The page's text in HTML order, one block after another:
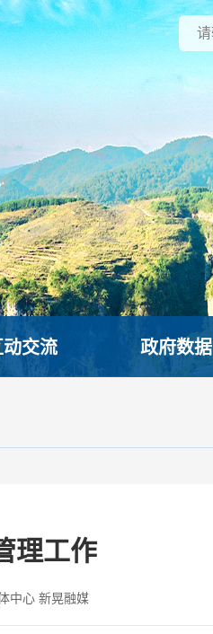
交流 政府数据
理工作
中心 新晃融媒